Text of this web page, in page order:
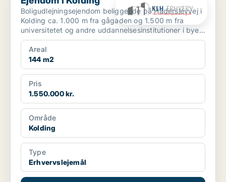
Boligudlejningsejendom beliggende på Haderslevvej i
Kolding ca. 1.000 m fra gågaden og 1.500 m fra
universitetet og andre uddannelsesinstitutioner i byen.
...
Areal
144 m2
Pris
1.550.000 kr.
Område
Kolding
Type
Erhvervslejemål